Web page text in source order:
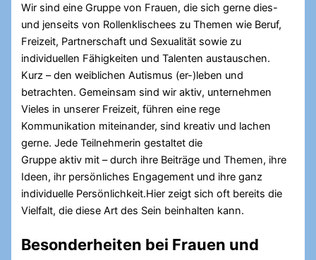
Wir sind eine Gruppe von Frauen, die sich gerne dies-
und jenseits von Rollenklischees zu Themen wie Beruf,
Freizeit, Partnerschaft und Sexualität sowie zu
individuellen Fähigkeiten und Talenten austauschen.
Kurz – den weiblichen Autismus (er-)leben und
betrachten. Gemeinsam sind wir aktiv, unternehmen
Vieles in unserer Freizeit, führen eine rege
Kommunikation miteinander, sind kreativ und lachen
gerne. Jede Teilnehmerin gestaltet die
Gruppe aktiv mit – durch ihre Beiträge und Themen, ihre
Ideen, ihr persönliches Engagement und ihre ganz
individuelle Persönlichkeit.Hier zeigt sich oft bereits die
Vielfalt, die diese Art des Sein beinhalten kann.
Besonderheiten bei Frauen und